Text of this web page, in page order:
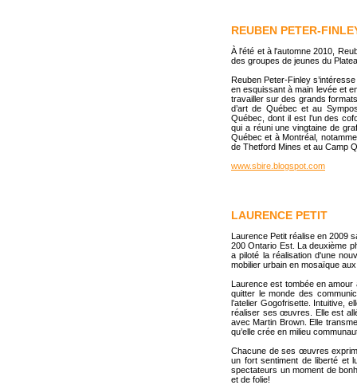
REUBEN PETER-
À l'été et à l'automne 2010,
des groupes de jeunes du
Reuben Peter-Finley
en esquissant à main levée et
travailler sur des grands
d’art de Québec et au
Québec, dont il est l’un des
qui a réuni une vingtaine de
Québec et à Montréal,
de Thetford Mines et au Camp
www.sbire.blogspot.com
LAURENCE PETIT
Laurence Petit réalise en 2009
200 Ontario Est. La deuxième
a piloté la réalisation d'une
mobilier urbain en mosaïque
Laurence est tombée en
quitter le monde des
l’atelier Gogofrisette. Intuitive,
réaliser ses œuvres. Elle est
avec Martin Brown. Elle
qu’elle crée en milieu
Chacune de ses œuvres
un fort sentiment de liberté et
spectateurs un moment de
et de folie!